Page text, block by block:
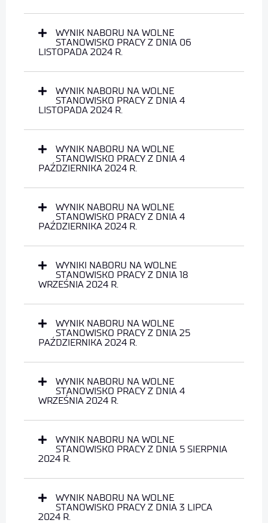
WYNIK NABORU NA WOLNE
STANOWISKO PRACY Z DNIA 06
LISTOPADA 2024 R.
WYNIK NABORU NA WOLNE
STANOWISKO PRACY Z DNIA 4
LISTOPADA 2024 R.
WYNIK NABORU NA WOLNE
STANOWISKO PRACY Z DNIA 4
PAŹDZIERNIKA 2024 R.
WYNIK NABORU NA WOLNE
STANOWISKO PRACY Z DNIA 4
PAŹDZIERNIKA 2024 R.
WYNIKI NABORU NA WOLNE
STANOWISKO PRACY Z DNIA 18
WRZEŚNIA 2024 R.
WYNIK NABORU NA WOLNE
STANOWISKO PRACY Z DNIA 25
PAŹDZIERNIKA 2024 R.
WYNIK NABORU NA WOLNE
STANOWISKO PRACY Z DNIA 4
WRZEŚNIA 2024 R.
WYNIK NABORU NA WOLNE
STANOWISKO PRACY Z DNIA 5 SIERPNIA
2024 R.
WYNIK NABORU NA WOLNE
STANOWISKO PRACY Z DNIA 3 LIPCA
2024 R.